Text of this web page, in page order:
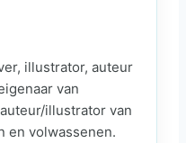
illustrator, auteur
van
illustrator van
en volwassenen.